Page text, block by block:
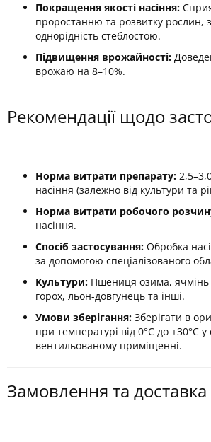
Покращення якості насіння:
проростанню та розвитку рослин,
однорідність стеблостою.
Підвищення врожайності:
врожаю на 8–10%.
Рекомендації щодо
Норма витрати препарату:
насіння (залежно від культури та
Норма витрати робочого
насіння.
Спосіб застосування: Обробка
за допомогою спеціалізованого
Культури: Пшениця озима, ячмінь
горох, льон-довгунець та інші.
Умови зберігання: Зберігати в
при температурі від 0°C до +30°C
вентильованому приміщенні.
Замовлення та доставка